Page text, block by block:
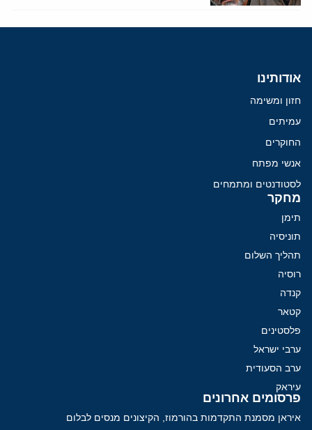
אודותינו
חזון ומשימה
עמיתים
החוקרים
אנשי מפתח
לסטודנטים ומתמחים
מחקר
תימן
תוניסיה
תהליך השלום
רוסיה
קנדה
קטאר
פלסטינים
ערבי ישראל
ערב הסעודית
עיראק
פרסומים אחרונים
איראן מסמנת התקדמות בהורמוז, הקיצונים מנסים לבלום